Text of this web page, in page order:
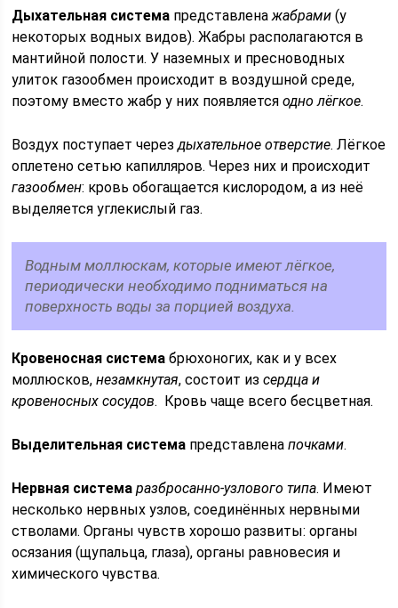
Дыхательная система представленажабрами(у
некоторых водных видов). Жабры располагаются в
мантийной полости. У наземных и пресноводных
улиток газообмен происходит в воздушной среде,
поэтому вместо жабр у них появляетсяодно лёгкое.
Воздух поступает черездыхательное отверстие. Лёгкое
оплетено сетью капилляров. Через них и происходит
газообмен: кровь обогащается кислородом, а из неё
выделяется углекислый газ.
Водным моллюскам, которые имеют лёгкое,
периодически необходимо подниматься на
поверхность воды за порцией воздуха.
Кровеносная система брюхоногих, как и у всех
моллюсков,незамкнутая, состоит изсердца и
кровеносных сосудов. Кровь чаще всего бесцветная.
Выделительная система представленапочками.
Нервная система разбросанно-узлового типа. Имеют
несколько нервных узлов, соединённых нервными
стволами. Органы чувств хорошо развиты: органы
осязания (щупальца, глаза), органы равновесия и
химического чувства.